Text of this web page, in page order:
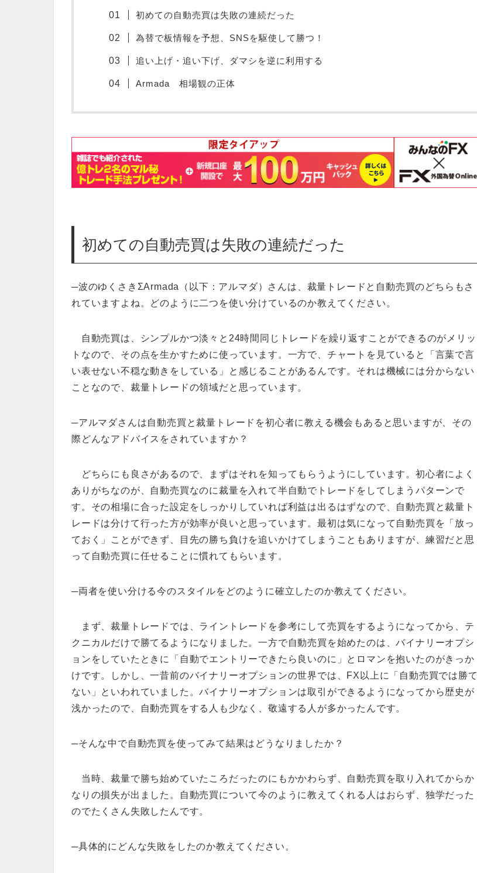
初めての自動売買は失敗の連続だった
為替で板情報を予想、SNSを駆使して勝つ！
追い上げ・追い下げ、ダマシを逆に利用する
Armada 相場観の正体
初めての自動売買は失敗の連続だった
─波のゆくさきΣArmada（以下：アルマダ）さんは、裁量トレードと自動売買のどちらもさ
れていますよね。どのように二つを使い分けているのか教えてください。
自動売買は、シンプルかつ淡々と24時間同じトレードを繰り返すことができるのがメリッ
トなので、その点を生かすために使っています。一方で、チャートを見ていると「言葉で言
い表せない不穏な動きをしている」と感じることがあるんです。それは機械には分からない
ことなので、裁量トレードの領域だと思っています。
─アルマダさんは自動売買と裁量トレードを初心者に教える機会もあると思いますが、その
際どんなアドバイスをされていますか？
どちらにも良さがあるので、まずはそれを知ってもらうようにしています。初心者によく
ありがちなのが、自動売買なのに裁量を入れて半自動でトレードをしてしまうパターンで
す。その相場に合った設定をしっかりしていれば利益は出るはずなので、自動売買と裁量ト
レードは分けて行った方が効率が良いと思っています。最初は気になって自動売買を「放っ
ておく」ことができず、目先の勝ち負けを追いかけてしまうこともありますが、練習だと思
って自動売買に任せることに慣れてもらいます。
─両者を使い分ける今のスタイルをどのように確立したのか教えてください。
まず、裁量トレードでは、ライントレードを参考にして売買をするようになってから、テ
クニカルだけで勝てるようになりました。一方で自動売買を始めたのは、バイナリーオプシ
ョンをしていたときに「自動でエントリーできたら良いのに」とロマンを抱いたのがきっか
けです。しかし、一昔前のバイナリーオプションの世界では、FX以上に「自動売買では勝て
ない」といわれていました。バイナリーオプションは取引ができるようになってから歴史が
浅かったので、自動売買をする人も少なく、敬遠する人が多かったんです。
─そんな中で自動売買を使ってみて結果はどうなりましたか？
当時、裁量で勝ち始めていたころだったのにもかかわらず、自動売買を取り入れてからか
なりの損失が出ました。自動売買について今のように教えてくれる人はおらず、独学だった
のでたくさん失敗したんです。
─具体的にどんな失敗をしたのか教えてください。